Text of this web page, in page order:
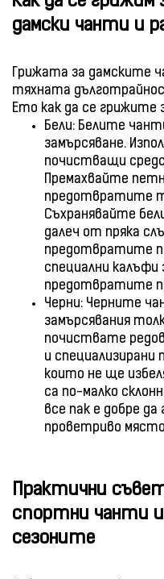
дамски чанти и
Грижата за дамските
тяхната
Ето как да се грижите
Бели: Белите
замърсяване.
почистващи
Премахвайте
предотвратите
Съхранявайте
далеч от пряка
предотвратите
специални калъфи
предотвратите
Черни: Черните
замърсявания
почиствате
и
които не ще
са по-малко
все пак е добре да
проветриво
Практични
спортни чанти и
сезоните